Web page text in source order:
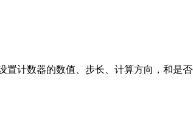
置计数器的数值、步长、计算方向，和是